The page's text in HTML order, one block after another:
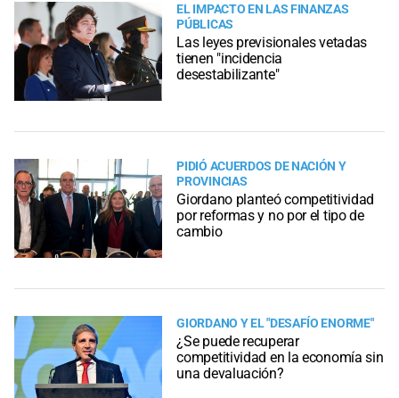
EL IMPACTO EN LAS FINANZAS
PÚBLICAS
Las leyes previsionales vetadas
tienen "incidencia
desestabilizante"
PIDIÓ ACUERDOS DE NACIÓN Y
PROVINCIAS
Giordano planteó competitividad
por reformas y no por el tipo de
cambio
GIORDANO Y EL "DESAFÍO ENORME"
¿Se puede recuperar
competitividad en la economía sin
una devaluación?